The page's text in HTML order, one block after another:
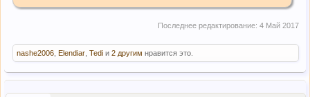
Последнее редактирование: 4 Май 2017
nashe2006 Elendiar Tedi и 2 другим нравится это.